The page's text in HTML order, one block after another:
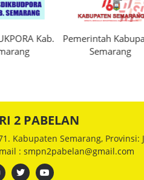
Kab.
Pemerintah
Semarang
2 PABELAN
Kabupaten Semarang, Provinsi:
: smpn2pabelan@gmail.com